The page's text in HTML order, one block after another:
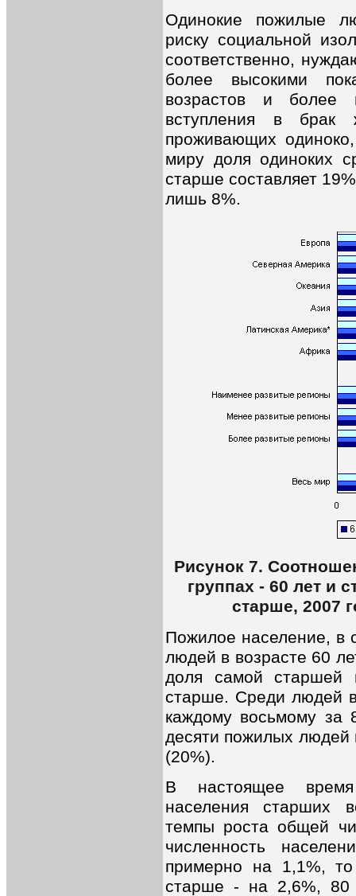
Одинокие пожилые
риску социальной
соответственно,
более высокими
возрастов и более
вступления в
проживающих
миру доля одиноких
старше составляет
лишь 8%.
Рисунок 7.
группах - 60 лет и
старше, 2007
Пожилое население, в
людей в возрасте 60
доля самой старшей
старше. Среди людей
каждому восьмому за
десяти пожилых людей
(20%).
В настоящее
населения старших
темпы роста общей
численность
примерно на 1,1%,
старше - на 2,6%,